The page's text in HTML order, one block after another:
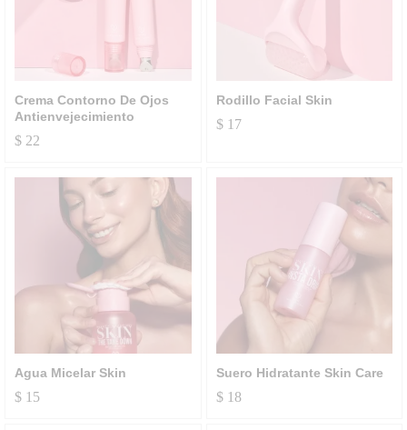
Crema Contorno De Ojos
Antienvejecimiento
$ 22
Rodillo Facial Skin
$17
Agua Micelar Skin
$ 15
Suero Hidratante Skin Care
$18